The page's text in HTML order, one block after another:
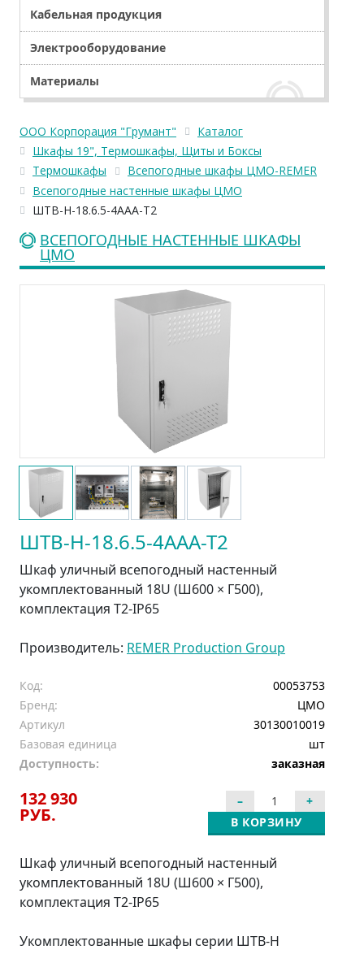
Кабельная продукция
Электрооборудование
Материалы
ООО Корпорация "Грумант"
Каталог
Шкафы 19", Термошкафы, Щиты и Боксы
Термошкафы
Всепогодные шкафы ЦМО-REMER
Всепогодные настенные шкафы ЦМО
ШТВ-Н-18.6.5-4ААА-Т2
ВСЕПОГОДНЫЕ НАСТЕННЫЕ ШКАФЫ
ЦМО
ШТВ-Н-18.6.5-4ААА-Т2
Шкаф уличный всепогодный настенный
укомплектованный 18U (Ш600 × Г500),
комплектация Т2-IP65
Производитель: REMER Production Group
Код:
00053753
Бренд:
ЦМО
Артикул
30130010019
Базовая единица
шт
Доступность:
заказная
132 930
РУБ. В КОРЗИНУ
Шкаф уличный всепогодный настенный
укомплектованный 18U (Ш600 × Г500),
комплектация T2-IP65
Укомплектованные шкафы серии ШТВ-Н